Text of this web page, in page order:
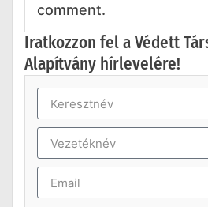
comment.
Iratkozzon fel a Védett
Alapítvány hírlevelére!